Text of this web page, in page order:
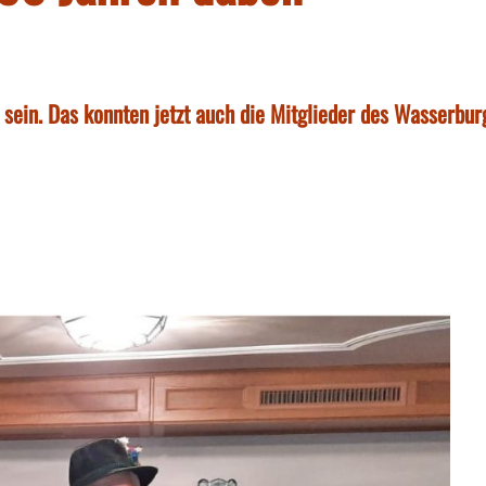
Das konnten jetzt auch die Mitglieder des